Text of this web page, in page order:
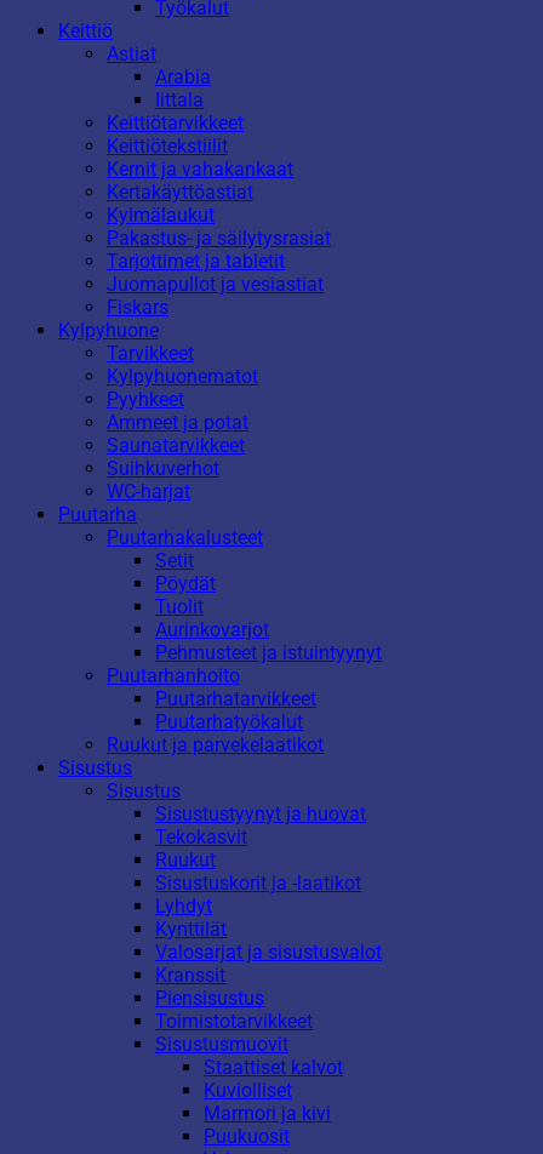
Työkalut
Keittiö
Astiat
Arabia
Iittala
Keittiötarvikkeet
Keittiötekstiilit
Kernit ja vahakankaat
Kertakäyttöastiat
Kylmälaukut
Pakastus- ja säilytysrasiat
Tarjottimet ja tabletit
Juomapullot ja vesiastiat
Fiskars
Kylpyhuone
Tarvikkeet
Kylpyhuonematot
Pyyhkeet
Ammeet ja potat
Saunatarvikkeet
Suihkuverhot
WC-harjat
Puutarha
Puutarhakalusteet
Setit
Pöydät
Tuolit
Aurinkovarjot
Pehmusteet ja istuintyynyt
Puutarhanhoito
Puutarhatarvikkeet
Puutarhatyökalut
Ruukut ja parvekelaatikot
Sisustus
Sisustus
Sisustustyynyt ja huovat
Tekokasvit
Ruukut
Sisustuskorit ja -laatikot
Lyhdyt
Kynttilät
Valosarjat ja sisustusvalot
Kranssit
Piensisustus
Toimistotarvikkeet
Sisustusmuovit
Staattiset kalvot
Kuviolliset
Marmori ja kivi
Puukuosit